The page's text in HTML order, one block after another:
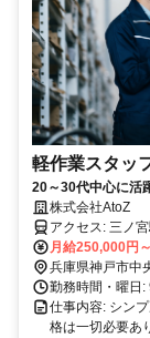
軽作業スタッ
20～30代中心に活
簡単作業！
株式会社AtoZ
アクセス:
月給250,000円
兵庫県神戸市中
勤務時間・曜日:
仕事内容: シン
格は一切必要あ